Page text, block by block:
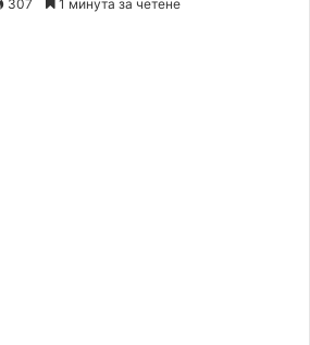
307 1 минута за четене